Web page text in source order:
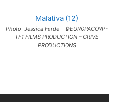
Malativa (12)
Photo Jessica Forde – ©EUROPACORP-
TF1 FILMS PRODUCTION – GRIVE
PRODUCTIONS